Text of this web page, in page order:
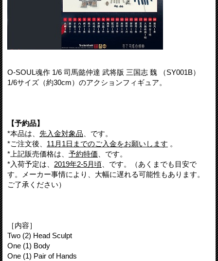
O-SOUL魂作 1/6 司馬懿仲達 武将版 三国志 魏 （SY001B）
1/6サイズ（約30cm）のアクションフィギュア。
【予約品】
*本品は、 先入金対象品 、です。
*ご注文後、 11月1日までのご入金をお願いします 。
*上記販売価格は、 予約特価 、です。
*入荷予定は、 2019年2-5月頃 、です。（あくまでも目安で
す。メーカー事情により、大幅に遅れる可能性もあります。
ご了承ください）
［内容］
Two (2) Head Sculpt
One (1) Body
One (1) Pair of Hands